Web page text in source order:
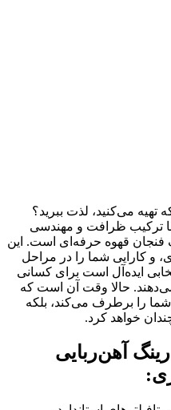
تهیه می‌کنید، لذت ببرید؟
با ترکیب ظرافت و مهندسی
فنجان قهوه حرفه‌ای است. این
و کارایی شما را در مراحل
ایده‌آل است برای کسانی
حالا وقت آن است که
شما را برطرف می‌کند، بلکه
خواهد کرد.
آهن‌ربایی
: